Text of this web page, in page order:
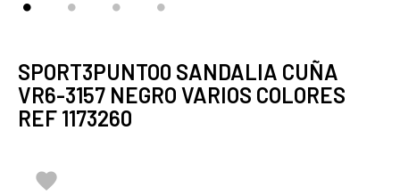
SPORT3PUNTO0 SANDALIA CUÑA
VR6-3157 NEGRO VARIOS COLORES
REF 1173260
